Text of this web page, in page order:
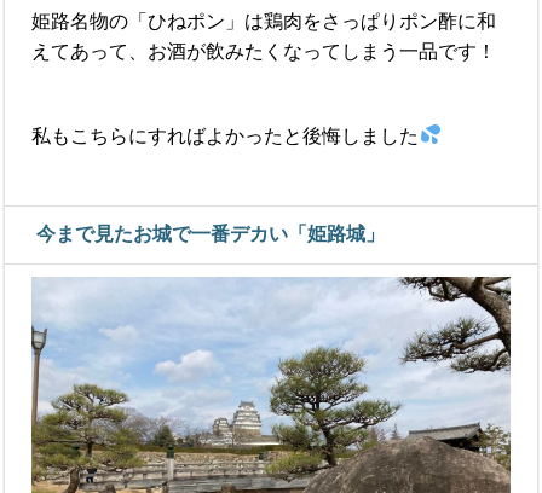
姫路名物の「ひねポン」は鶏肉をさっぱりポン酢に和
えてあって、お酒が飲みたくなってしまう一品です！
私もこちらにすればよかったと後悔しました
今まで見たお城で一番デカい「姫路城」